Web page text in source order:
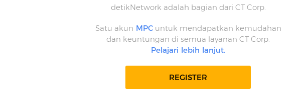
detikNetwork adalah bagian dari CT Corp.
Satu akun MPCuntuk mendapatkan kemudahan
dan keuntungan di semua layanan CT Corp.
Pelajari lebih lanjut.
REGISTER